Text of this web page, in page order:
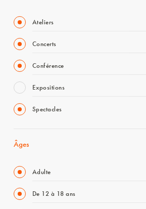
Ateliers
Concerts
Conférence
Expositions
Spectacles
Âges
Adulte
De 12 à 18 ans